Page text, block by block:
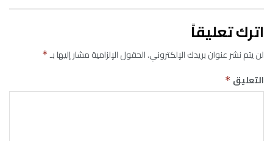
اترك تعليقاً
لن يتم نشر عنوان بريدك الإلكتروني.الحقول الإلزامية مشار إليها بـ*
التعليق *